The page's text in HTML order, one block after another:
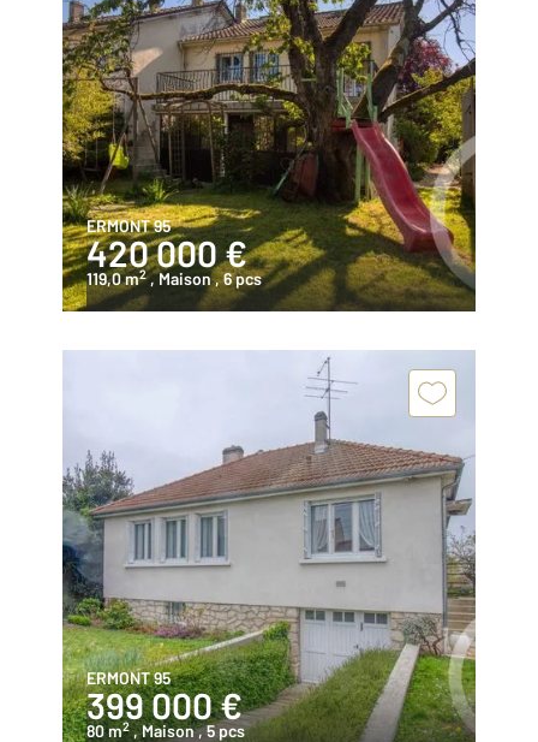
ERMONT 95
420 000 €
119,0 m2 , Maison , 6 pcs
ERMONT 95
399 000 €
80 m2 , Maison, 5 pcs